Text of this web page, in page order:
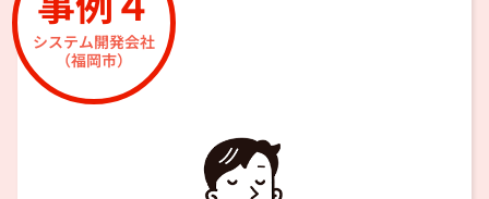
システム開発会社
（福岡市）